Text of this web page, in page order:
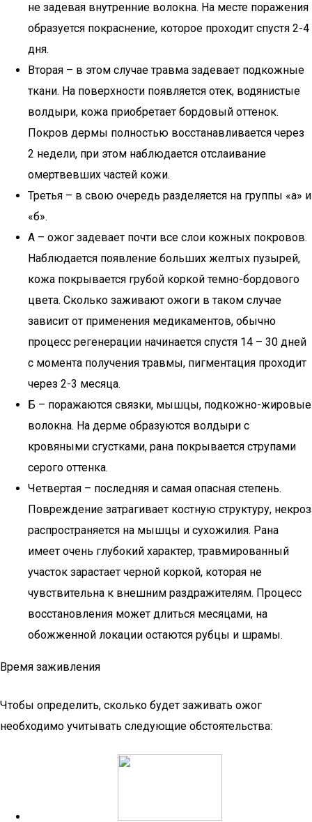
не задевая внутренние волокна. На месте поражения
образуется покраснение, которое проходит спустя 2-4
дня.
Вторая – в этом случае травма задевает подкожные
ткани. На поверхности появляется отек, водянистые
волдыри, кожа приобретает бордовый оттенок.
Покров дермы полностью восстанавливается через
2 недели, при этом наблюдается отслаивание
омертвевших частей кожи.
Третья – в свою очередь разделяется на группы «а» и
«б».
А – ожог задевает почти все слои кожных покровов.
Наблюдается появление больших желтых пузырей,
кожа покрывается грубой коркой темно-бордового
цвета. Сколько заживают ожоги в таком случае
зависит от применения медикаментов, обычно
процесс регенерации начинается спустя 14 – 30 дней
с момента получения травмы, пигментация проходит
через 2-3 месяца.
Б – поражаются связки, мышцы, подкожно-жировые
волокна. На дерме образуются волдыри с
кровяными сгустками, рана покрывается струпами
серого оттенка.
Четвертая – последняя и самая опасная степень.
Повреждение затрагивает костную структуру, некроз
распространяется на мышцы и сухожилия. Рана
имеет очень глубокий характер, травмированный
участок зарастает черной коркой, которая не
чувствительна к внешним раздражителям. Процесс
восстановления может длиться месяцами, на
обожженной локации остаются рубцы и шрамы.
Время заживления
Чтобы определить, сколько будет заживать ожог
необходимо учитывать следующие обстоятельства: